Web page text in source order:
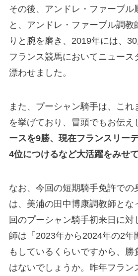
その後、アンドレ・ファーブル
と、アンドレ・ファーブル調教
りと腕を磨き、2019年には、30
フランス競馬においてニュース
漂わせました。
また、プーシャン騎手は、これ
を挙げており、冒頭でもお伝え
ースを9勝、現在フランスリー
4位につけるなど大活躍をみせて
なお、今回の短期騎手免許での
は、美浦の田中博康調教師とな
回のプーシャン騎手初来日に対
師は「2023年から2024年の2年
もしているくらいですから、勝
はないでしょうか。昨年フラン